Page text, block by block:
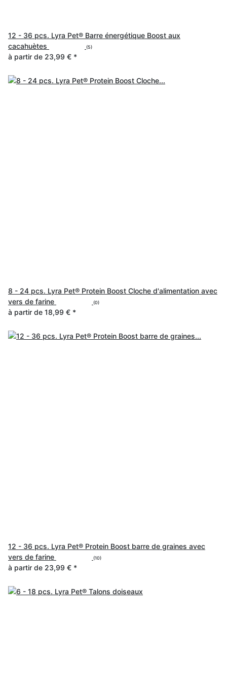
12 - 36 pcs. Lyra Pet® Barre énergétique Boost aux
cacahuètes
(5)
à partir de 23,99 € *
8 - 24 pcs. Lyra Pet® Protein Boost Cloche d'alimentation avec
vers de farine
(0)
à partir de 18,99 € *
12 - 36 pcs. Lyra Pet® Protein Boost barre de graines avec
vers de farine
(10)
à partir de 23,99 € *